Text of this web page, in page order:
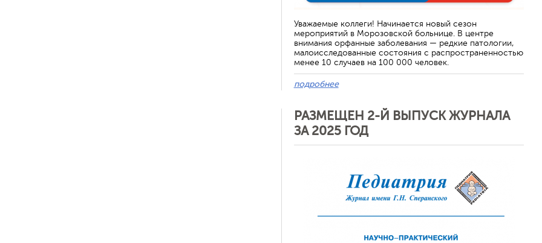
Уважаемые коллеги! Начинается новый сезон
мероприятий в Морозовской больнице. В центре
внимания орфанные заболевания — редкие патологии,
малоисследованные состояния с распространенностью
менее 10 случаев на 100 000 человек.
подробнее
РАЗМЕЩЕН 2-Й ВЫПУСК ЖУРНАЛА
ЗА 2025 ГОД